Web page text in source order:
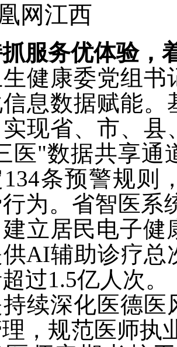
网江西
服务优体验，
健康委党组书
息数据赋能。
现省、市、
医"数据共享通
条预警规则
为。省智医系
立居民电子健
AI辅助诊疗总
过1.5亿人次。
续深化医德医
，规范医师执